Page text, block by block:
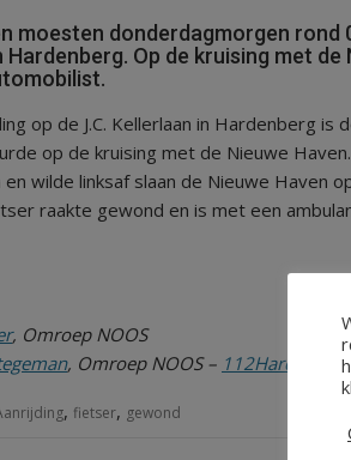
moesten donderdagmorgen rond
Hardenberg. Op de kruising met
op de J.C. Kellerlaan in Hardenberg
op de kruising met de Nieuwe Haven.
en wilde linksaf slaan de Nieuwe
raakte gewond en is met een
, Omroep NOOS
, Omroep NOOS – 112Hardenberg
, fietser, gewond